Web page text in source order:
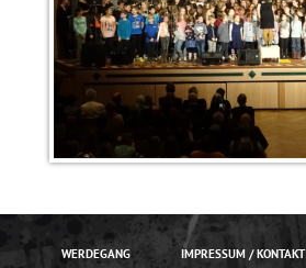
WERDEGANG
IMPRESSUM / KONTAKT